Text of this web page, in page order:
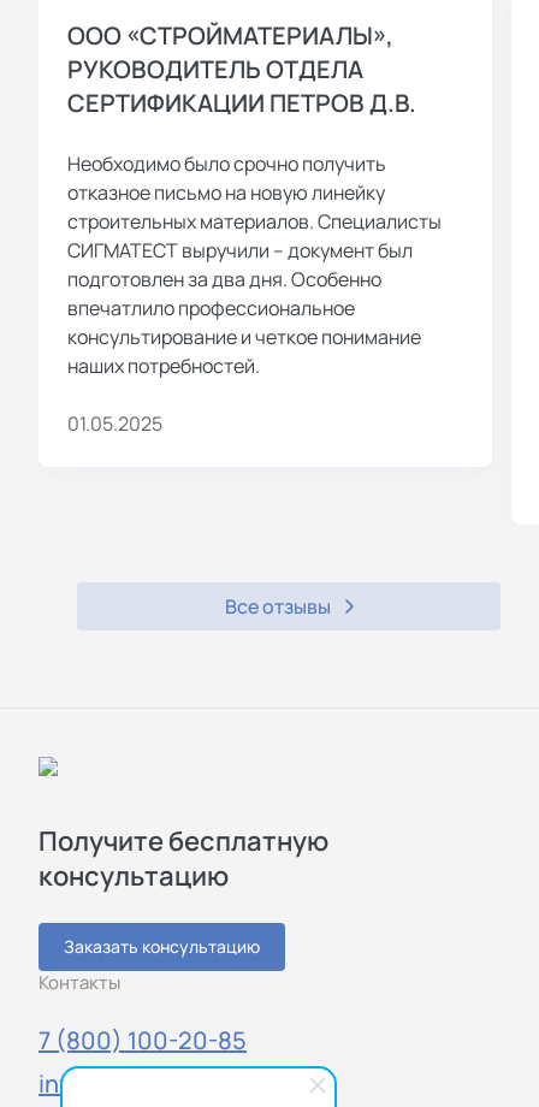
ООО «СТРОЙМАТЕРИАЛЫ»,
РУКОВОДИТЕЛЬ ОТДЕЛА
СЕРТИФИКАЦИИ ПЕТРОВ Д.В.
Необходимо было срочно получить
отказное письмо на новую линейку
строительных материалов. Специалисты
СИГМАТЕСТ выручили – документ был
подготовлен за два дня. Особенно
впечатлило профессиональное
консультирование и четкое понимание
наших потребностей.
01.05.2025
Все отзывы
Получите бесплатную
консультацию
Заказать консультацию
Контакты
7 (800) 100-20-85
info@sigmatest.ru